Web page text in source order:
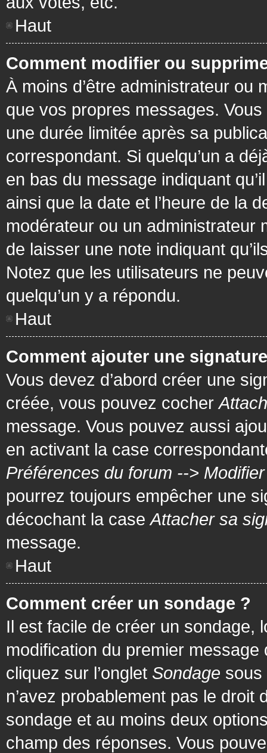
Haut
Comment modifier ou
À moins d’être administrateur ou
que vos propres messages.
une durée limitée après sa
correspondant. Si quelqu’un a
en bas du message indiquant
ainsi que la date et l’heure de la
modérateur ou un administrateur
de laisser une note indiquant
Notez que les utilisateurs ne
quelqu’un y a répondu.
Haut
Comment ajouter une
Vous devez d’abord créer une
créée, vous pouvez cocher
message. Vous pouvez aussi
en activant la case
Préférences du forum -->
pourrez toujours empêcher une
décochant la caseAttacher sa
message.
Haut
Comment créer un sondage ?
Il est facile de créer un sondage,
modification du premier
cliquez sur l’onglet Sondage sous
n’avez probablement pas le
sondage et au moins deux
champ des réponses. Vous